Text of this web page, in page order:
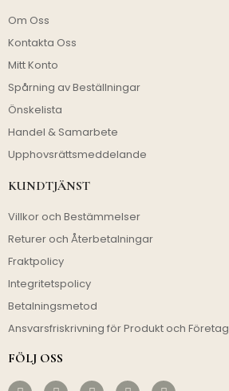
Om Oss
Kontakta Oss
Mitt Konto
Spårning av Beställningar
Önskelista
Handel & Samarbete
Upphovsrättsmeddelande
KUNDTJÄNST
Villkor och Bestämmelser
Returer och Återbetalningar
Fraktpolicy
Integritetspolicy
Betalningsmetod
Ansvarsfriskrivning för Produkt och Företag
FÖLJ OSS